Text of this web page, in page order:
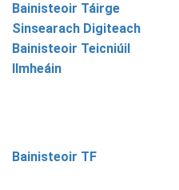
Bainisteoir Táirge
Sinsearach Digiteach
Bainisteoir Teicniúil
Ilmheáin
Bainisteoir TF